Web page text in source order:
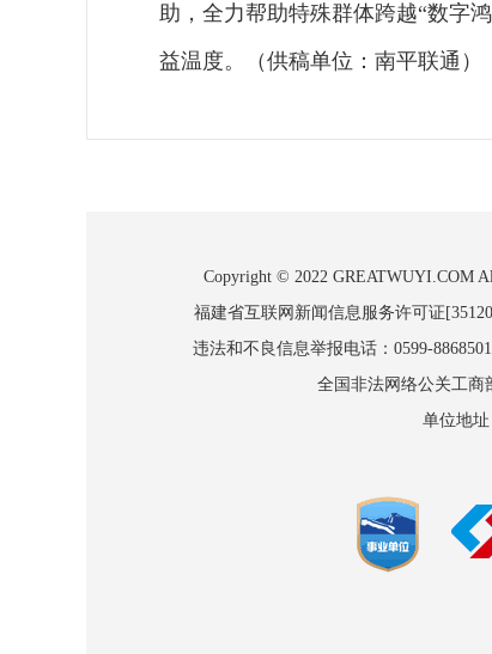
助，全力帮助特殊群体跨越“数字
益温度。（供稿单位：南平联通）
Copyright © 2022 GREATWUYI.COM
福建省互联网新闻信息服务许可证
违法和不良信息举报电话：0599-
全国非法网络公关工商
单位地